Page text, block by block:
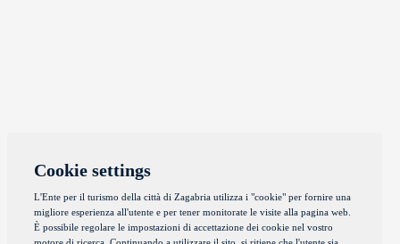
Cookie settings
L'Ente per il turismo della città di Zagabria utilizza i "cookie" per fornire una
migliore esperienza all'utente e per tener monitorate le visite alla pagina web.
È possibile regolare le impostazioni di accettazione dei cookie nel vostro